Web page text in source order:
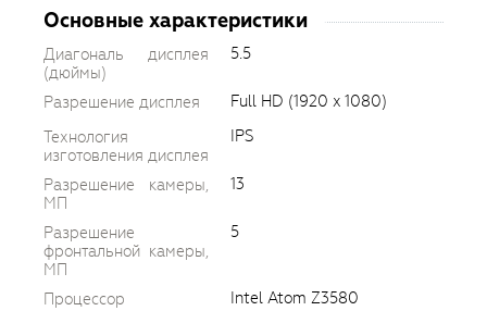
Основные характеристики
Диагональ дисплея
(дюймы)
5.5
Разрешение дисплея
Full HD (1920 x 1080)
Технология
изготовления дисплея
IPS
Разрешение камеры,
МП
13
Разрешение
фронтальной камеры,
МП
5
Процессор
Intel Atom Z3580